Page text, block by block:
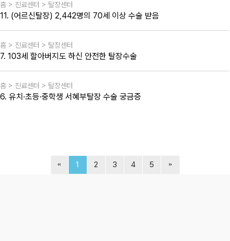
홈 > 진료센터 > 탈장센터
11. (어르신탈장) 2,442명의 70세 이상 수술 받음
홈 > 진료센터 > 탈장센터
7. 103세 할아버지도 하신 안전한 탈장수술
홈 > 진료센터 > 탈장센터
6. 유치·초등·중학생 서혜부탈장 수술 궁금증
1 2 3 4 5